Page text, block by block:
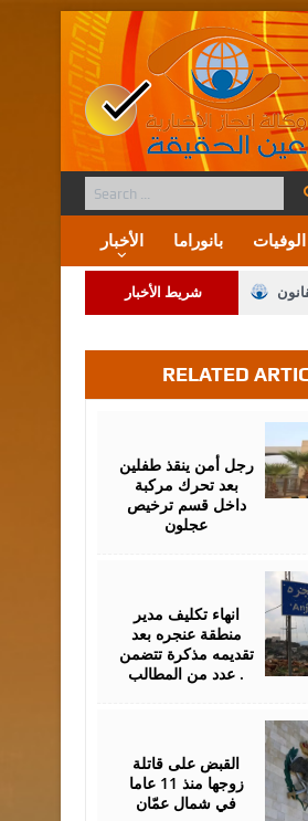
الأخبار بانوراما الوفيات
شريط الأخبار
RELATED
رجل أمن ينقذ طفلين
بعد تحرك مركبة
داخل قسم ترخيص
عجلون
انهاء تكليف مدير
منطقة عنجره بعد
تقديمه مذكرة تتضمن
عدد من المطالب .
القبض على قاتلة
زوجها منذ 11 عاما
في شمال عمّان